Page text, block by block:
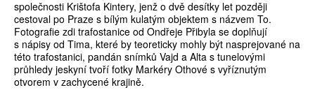
společnosti Krištofa Kintery, jenž o dvě desítky let později
cestoval po Praze s bílým kulatým objektem s názvem To.
Fotografie zdi trafostanice od Ondřeje Přibyla se doplňují
s nápisy od Tima, které by teoreticky mohly být nasprejované na
této trafostanici, pandán snímků Vajd a Alta s tunelovými
průhledy jeskyní tvoří fotky Markéry Othové s vyříznutým
otvorem v zachycené krajině.